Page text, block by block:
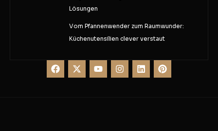
Lösungen
Vom Pfannenwender zum Raumwunder:
Küchenutensilien clever verstaut